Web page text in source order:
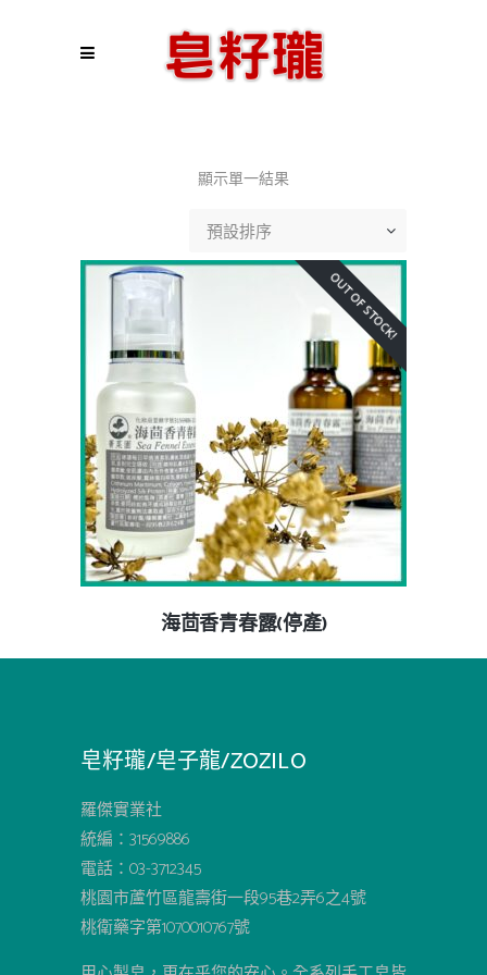
顯示單一結果
預設排序
OUT OF STOCK!
海茴香青春露(停產)
皂籽瓏/皂子龍/ZOZILO
羅傑實業社
統編：31569886
電話：03-3712345
桃園市蘆竹區龍壽街一段95巷2弄6之4號
桃衛藥字第1070010767號